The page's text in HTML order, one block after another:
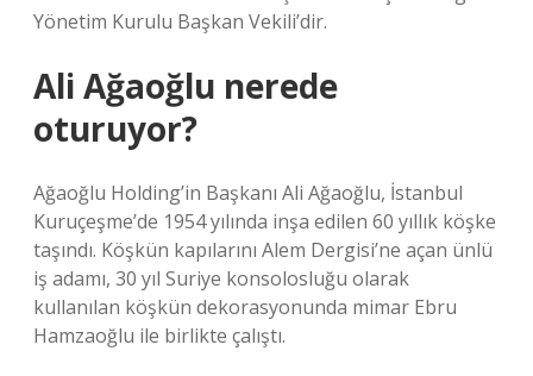
Yönetim Kurulu Başkan Vekili’dir.
Ali Ağaoğlu nerede
oturuyor?
Ağaoğlu Holding’in Başkanı Ali Ağaoğlu, İstanbul
Kuruçeşme’de 1954 yılında inşa edilen 60 yıllık köşke
taşındı. Köşkün kapılarını Alem Dergisi’ne açan ünlü
iş adamı, 30 yıl Suriye konsolosluğu olarak
kullanılan köşkün dekorasyonunda mimar Ebru
Hamzaoğlu ile birlikte çalıştı.